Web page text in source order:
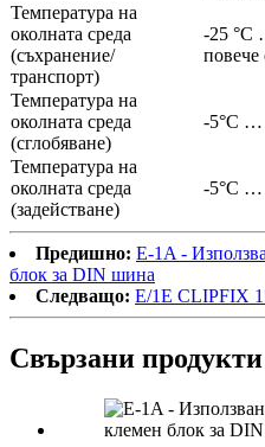
Температура на
околната среда
(съхранение/
транспорт)
-25 °C
повече
Температура на
околната среда
(сглобяване)
-5°C …
Температура на
околната среда
(задействане)
-5°C …
Предишно: E-1A -
блок за DIN шина
Следващо: E/1E CLIPFIX
Свързани продукти